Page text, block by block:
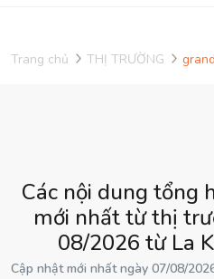
Trang chủ THỊ TRƯỜNG
Các nội dung tổng
mới nhất từ thị
08/2026 từ La
Cập nhật mới nhất ngày 07/08/